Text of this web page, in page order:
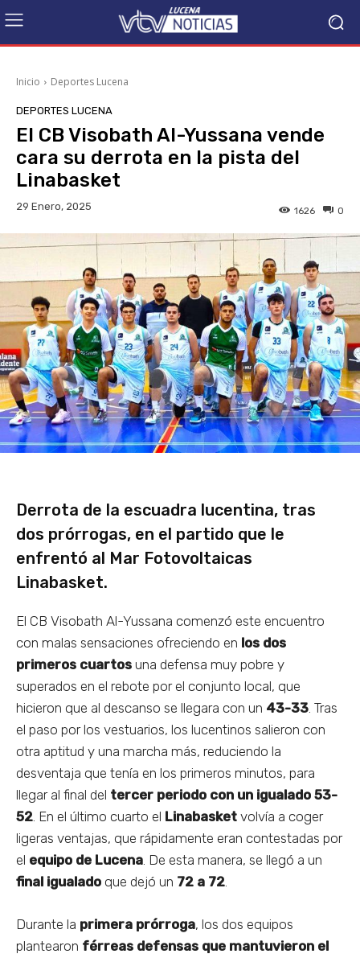
Inicio Deportes Lucena
DEPORTES LUCENA
El CB Visobath Al-Yussana vende
cara su derrota en la pista del
Linabasket
29 Enero, 2025 0
1626
Derrota de la escuadra lucentina, tras
dos prórrogas, en el partido que le
enfrentó al Mar Fotovoltaicas
Linabasket.
El CB Visobath Al-Yussana comenzó este encuentro
con malas sensaciones ofreciendo en los dos
primeros cuartos una defensa muy pobre y
superados en el rebote por el conjunto local, que
hicieron que al descanso se llegara con un 43-33 . Tras
el paso por los vestuarios, los lucentinos salieron con
otra aptitud y una marcha más, reduciendo la
desventaja que tenía en los primeros minutos, para
llegar al final del tercer periodo con un igualado 53-
52 . En el último cuarto el Linabasket volvía a coger
ligeras ventajas, que rápidamente eran contestadas por
el equipo de Lucena . De esta manera, se llegó a un
final igualado que dejó un 72 a 72
Durante la primera prórroga, los dos equipos
plantearon férreas defensas que mantuvieron el